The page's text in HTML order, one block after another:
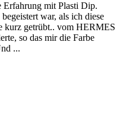
mit Plasti Dip.
war, als ich diese
kurz getrübt.. vom HERMES
so das mir die Farbe
...